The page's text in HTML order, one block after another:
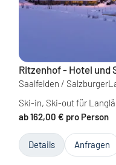
Ritzenhof - Hotel und
Saalfelden /
Ski-in, Ski-out für
ab 162,00 € pro Person
Details Anfragen